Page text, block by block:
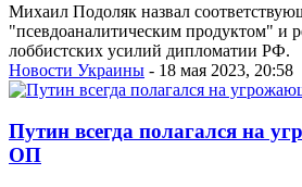
Михаил Подоляк назвал
"псевдоаналитическим продуктом" и
лоббистских усилий дипломатии РФ.
Новости Украины - 18 мая 2023, 20:58
Путин всегда полагался на
ОП